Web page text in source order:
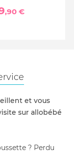
,90 €
et vous
sur allobébé
? Perdu